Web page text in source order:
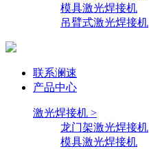
模具激光焊接机
吊臂式激光焊接机
联系澜速
产品中心
激光焊接机 >
龙门架激光焊接机
模具激光焊接机